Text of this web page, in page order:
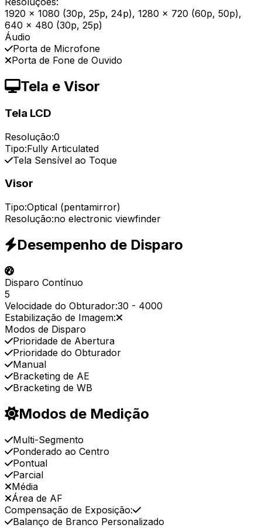
1920 x 1080 (30p, 25p, 24p), 1280 x 720 (60p, 50p),
640 x 480 (30p, 25p)
Áudio
Porta de Microfone
Porta de Fone de Ouvido
Tela e Visor
Tela LCD
Resolução:0
Tipo:Fully Articulated
Tela Sensível ao Toque
Visor
Tipo:Optical (pentamirror)
Resolução:no electronic viewfinder
Desempenho de Disparo
Disparo Contínuo
5
Velocidade do Obturador:30 - 4000
Estabilização de Imagem:
Modos de Disparo
Prioridade de Abertura
Prioridade do Obturador
Manual
Bracketing de AE
Bracketing de WB
Modos de Medição
Multi-Segmento
Ponderado ao Centro
Pontual
Parcial
Média
Área de AF
Compensação de Exposição:
Balanço de Branco Personalizado